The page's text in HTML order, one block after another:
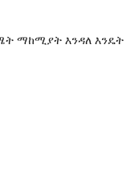
ማከሚያት እንዳለ እንዴት